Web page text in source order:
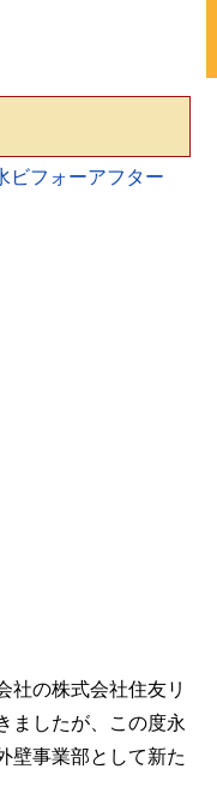
ビフォーアフター
友リフォーム外壁
受付：8時～20
り依頼は24時間受
ブック』無料進呈
社の株式会社住友リ
ましたが、この度永
壁事業部として新た